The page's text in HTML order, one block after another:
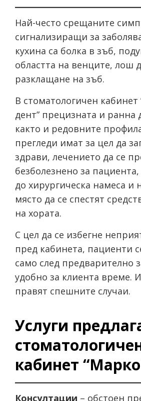
Най-често срещаните
сигнализиращи за
кухина са болка в зъб,
областта на венците, лош
разклащане на зъб.
В стоматологичен кабинет
дент” прецизната и ранна
както и редовните
прегледи имат за цел да
здрави, лечението да се
безболезнено за пациента,
до хирургическа намеса и
място да се спестят
на хората.
С цел да се избегне
пред кабинета, пациенти
само след предварително
удобно за клиента време.
правят спешните случаи.
Услуги
кабинет
Консултации – обстоен